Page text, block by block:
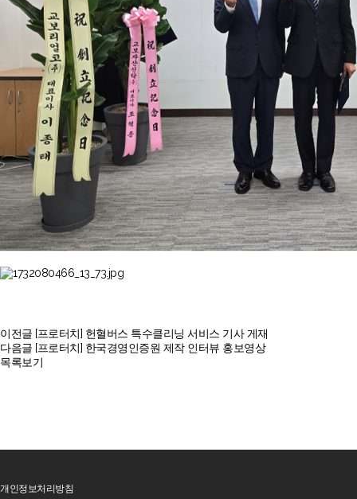
이전글 [프로터치] 헌혈버스 특수클리닝 서비스 기사 게재
다음글 [프로터치] 한국경영인증원 제작 인터뷰 홍보영상
목록보기
개인정보처리방침